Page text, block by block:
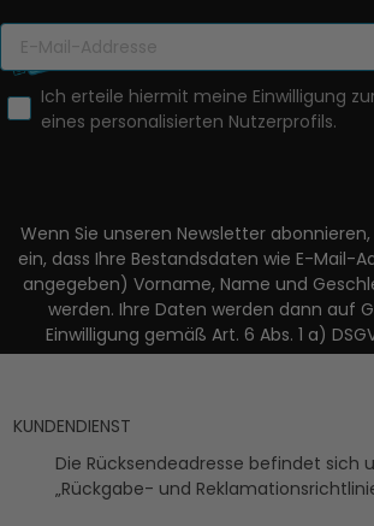
Ich erteile hiermit meine Einwilligung
eines personalisierten Nutzerprofils.
Wenn Sie unseren Newsletter
ein, dass Ihre Bestandsdaten wie E-Mail-
angegeben) Vorname, Name und
werden. Ihre Daten werden dann auf
Einwilligung gemäß Art. 6 Abs. 1 a)
KUNDENDIENST
Die Rücksendeadresse befindet sich
„Rückgabe- und